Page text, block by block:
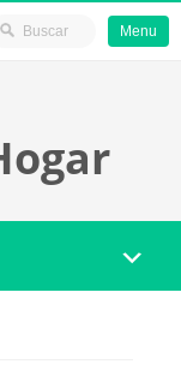
Menu